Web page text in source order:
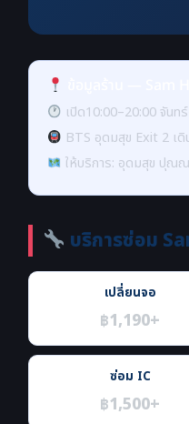
เปิด10:00–20:00 จันท
BTS อุดมสุข Exit 2 เดิ
ให้บริการ: อุดมสุข ปุณ
บริการซ่อม
เปลี่ยนจอ
฿1,190+
ซ่อม IC
฿1,500+